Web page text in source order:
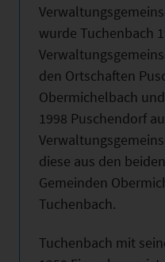
wurde Tuchenbach
den Ortschaften
Obermichelbach
1998 Puschendorf
diese aus den
Gemeinden
Tuchenbach.
Tuchenbach mit